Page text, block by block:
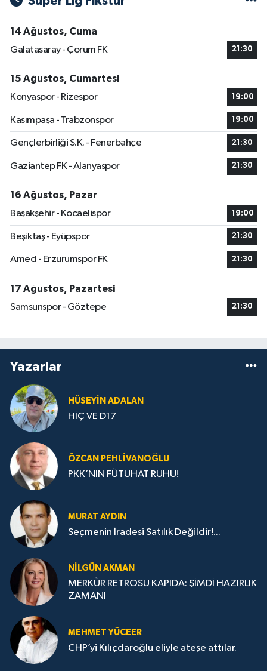
14 Ağustos, Cuma
Galatasaray - Çorum FK
21:30
15 Ağustos, Cumartesi
Konyaspor - Rizespor
19:00
Kasımpaşa - Trabzonspor 19:00
Gençlerbirliği S.K. - Fenerbahçe 21:30
Gaziantep FK - Alanyaspor 21:30
16 Ağustos, Pazar
Başakşehir - Kocaelispor
19:00
Beşiktaş - Eyüpspor 21:30
Amed - Erzurumspor FK 21:30
17 Ağustos, Pazartesi
Samsunspor - Göztepe
21:30
Yazarlar
HÜSEYIN ADALAN
HİÇ VE D17
ÖZCAN PEHLIVANOĞLU
PKK’NIN FÜTUHAT RUHU!
MURAT AYDIN
Seçmenin İradesi Satılık Değildir!...
NILGÜN AKMAN
MERKÜR RETROSU KAPIDA: ŞİMDİ HAZIRLIK
ZAMANI
MEHMET YÜCEER
CHP’yi Kılıçdaroğlu eliyle ateşe attılar.